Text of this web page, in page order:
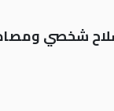
أكثر من 20 ألف سلاح